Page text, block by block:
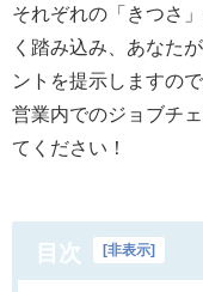
それぞれの「きつさ
く踏み込み、あなた
ントを提示しますの
営業内でのジョブチ
てください！
目次 非表示